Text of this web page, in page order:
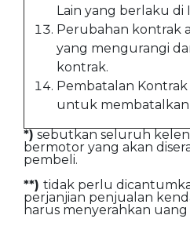
Lain yang berlaku di
Perubahan kontrak
yang mengurangi
kontrak.
Pembatalan
untuk
*) sebutkan seluruh
bermotor yang akan
pembeli.
**) tidak perlu
perjanjian penjualan
harus menyerahkan uang